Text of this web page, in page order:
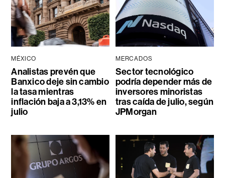
MÉXICO
Analistas prevén que
Banxico deje sin cambio
la tasa mientras
inflación baja a 3,13% en
julio
MERCADOS
Sector tecnológico
podría depender más de
inversores minoristas
tras caída de julio, según
JPMorgan